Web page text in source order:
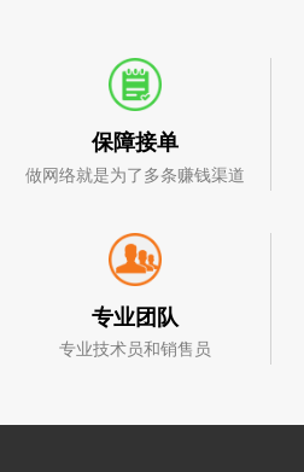
保障接单
做网络就是为了多条赚钱渠道
专业团队
专业技术员和销售员